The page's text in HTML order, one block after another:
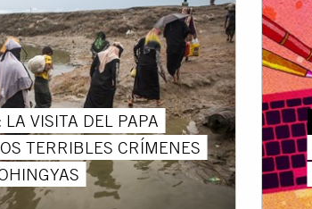
VISITA DEL PAPA
TERRIBLES CRÍMENES